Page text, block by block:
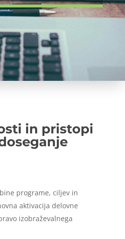
in pristopi
programe, ciljev in
aktivacija delovne
izobraževalnega